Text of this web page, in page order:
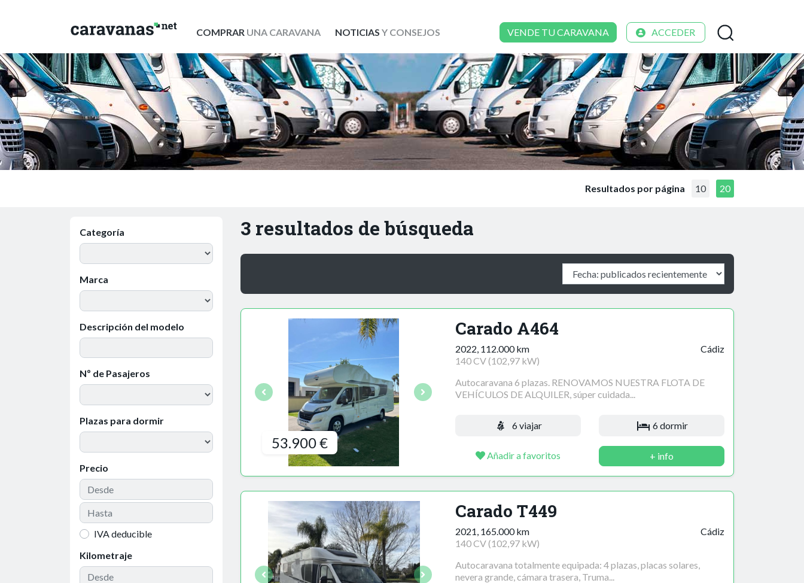
COMPRARUNA CARAVANA NOTICIAS Y CONSEJOS VENDE TU CARAVANA ACCEDER
Resultados por página 10 20
Categoría
Marca
Descripción del modelo
Nº de Pasajeros
Plazas para dormir
Precio
IVA deducible
Kilometraje
3 resultados de búsqueda
53.900 €
Carado A464
2022, 112.000 km
140 CV (102,97 kW)
Cádiz
Autocaravana 6 plazas. RENOVAMOS NUESTRA FLOTA DE
VEHÍCULOS DE ALQUILER, súper cuidada...
6 viajar 6 dormir
Añadir a favoritos + info
Carado T449
2021, 165.000 km
140 CV (102,97 kW)
Cádiz
Autocaravana totalmente equipada: 4 plazas, placas solares,
nevera grande, cámara trasera, Truma...